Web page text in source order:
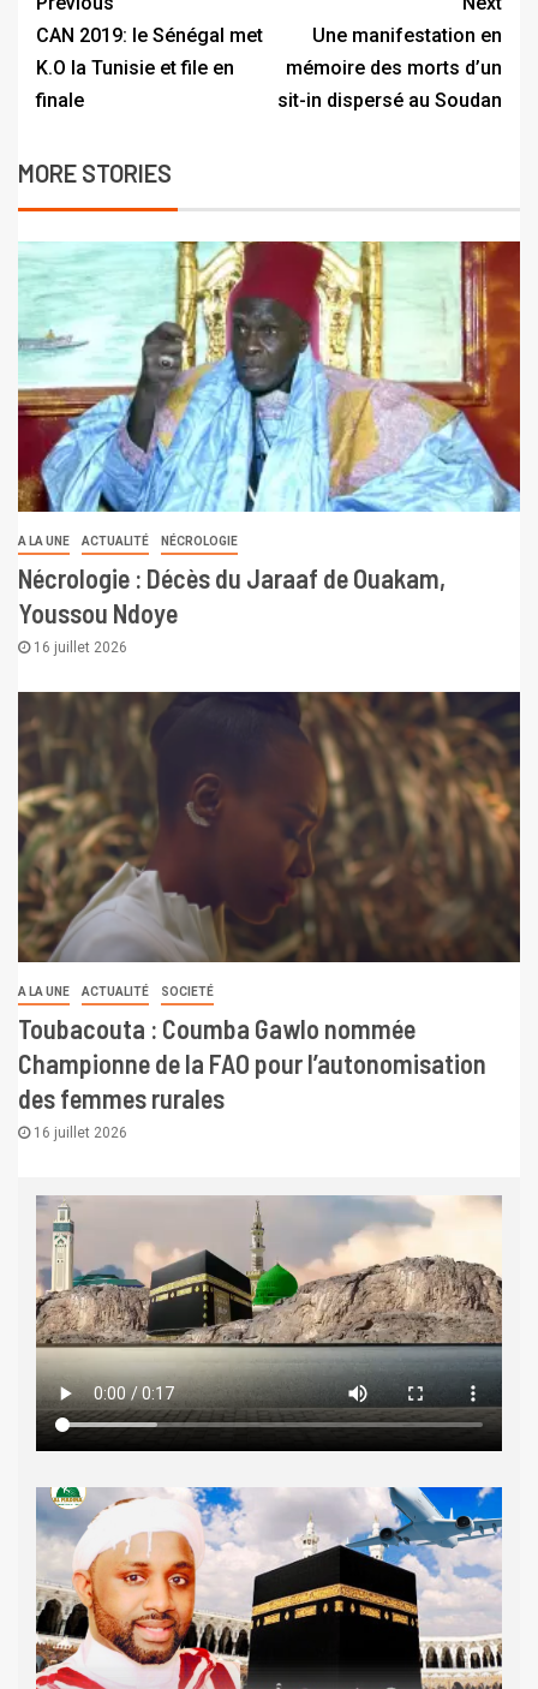
CAN 2019: le Sénégal met
K.O la Tunisie et file en
finale
Une manifestation en
mémoire des morts d’un
sit-in dispersé au Soudan
MORE STORIES
A LA UNE ACTUALITÉ NÉCROLOGIE
Nécrologie : Décès du Jaraaf de Ouakam,
Youssou Ndoye
16 juillet 2026
A LA UNE ACTUALITÉ SOCIETÉ
Toubacouta : Coumba Gawlo nommée
Championne de la FAO pour l’autonomisation
des femmes rurales
16 juillet 2026